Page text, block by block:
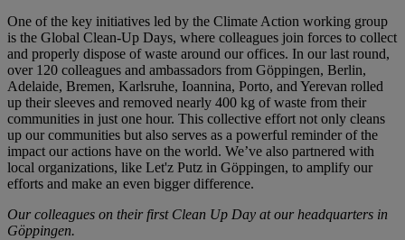
One of the key initiatives led by the Climate Action working group
is the Global Clean-Up Days, where colleagues join forces to collect
and properly dispose of waste around our offices. In our last round,
over 120 colleagues and ambassadors from Göppingen, Berlin,
Adelaide, Bremen, Karlsruhe, Ioannina, Porto, and Yerevan rolled
up their sleeves and removed nearly 400 kg of waste from their
communities in just one hour. This collective effort not only cleans
up our communities but also serves as a powerful reminder of the
impact our actions have on the world. We’ve also partnered with
local organizations, like Let'z Putz in Göppingen, to amplify our
efforts and make an even bigger difference.
Our colleagues on their first Clean Up Day at our headquarters in
Göppingen.